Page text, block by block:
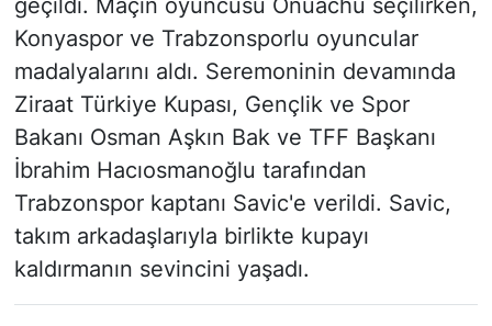
geçildi. Maçın oyuncusu Onuachu seçilirken,
Konyaspor ve Trabzonsporlu oyuncular
madalyalarını aldı. Seremoninin devamında
Ziraat Türkiye Kupası, Gençlik ve Spor
Bakanı Osman Aşkın Bak ve TFF Başkanı
İbrahim Hacıosmanoğlu tarafından
Trabzonspor kaptanı Savic'e verildi. Savic,
takım arkadaşlarıyla birlikte kupayı
kaldırmanın sevincini yaşadı.